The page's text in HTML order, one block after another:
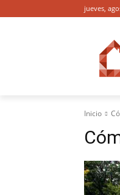
jueves,
Inicio